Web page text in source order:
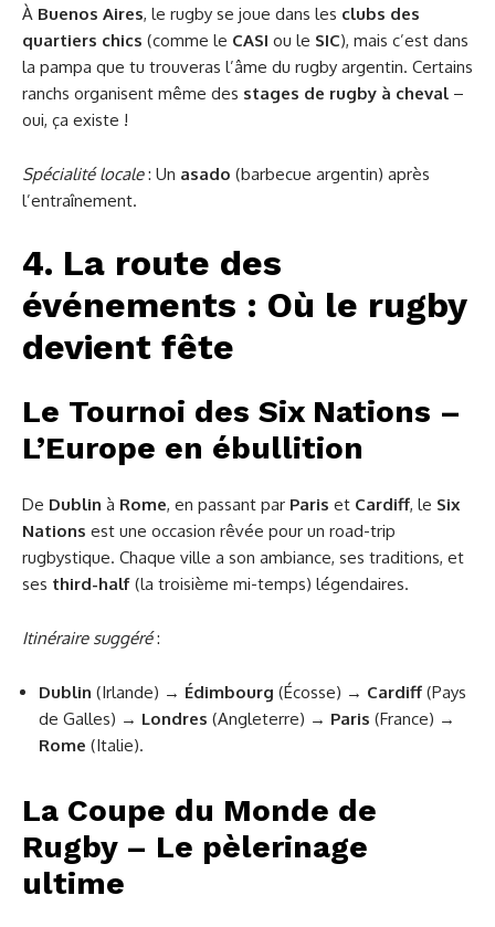
À Buenos Aires, le rugby se joue dans les clubs des
quartiers chics (comme le CASI ou le SIC), mais c’est dans
la pampa que tu trouveras l’âme du rugby argentin. Certains
ranchs organisent même des stages de rugby à cheval –
oui, ça existe !
Spécialité locale: Un asado (barbecue argentin) après
l’entraînement.
4. La route des
événements : Où le rugby
devient fête
Le Tournoi des Six Nations –
L’Europe en ébullition
De Dublin à Rome, en passant par Paris et Cardiff, le Six
Nations est une occasion rêvée pour un road-trip
rugbystique. Chaque ville a son ambiance, ses traditions, et
ses third-half (la troisième mi-temps) légendaires.
Itinéraire suggéré:
Dublin (Irlande) → Édimbourg (Écosse) → Cardiff (Pays
de Galles) → Londres (Angleterre) → Paris (France) →
Rome (Italie).
La Coupe du Monde de
Rugby – Le pèlerinage
ultime